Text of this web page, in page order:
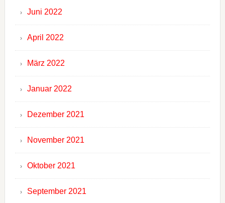
Juni 2022
April 2022
März 2022
Januar 2022
Dezember 2021
November 2021
Oktober 2021
September 2021